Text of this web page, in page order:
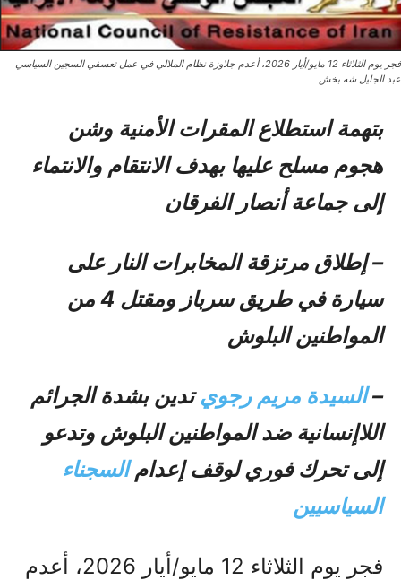
فجر يوم الثلاثاء 12 مايو/أيار 2026، أعدم جلاوزة نظام الملالي في عمل تعسفي السجين السياسي
عبد الجليل شه بخش
بتهمة استطلاع المقرات الأمنية وشن
هجوم مسلح عليها بهدف الانتقام والانتماء
إلى جماعة أنصار الفرقان
– إطلاق مرتزقة المخابرات النار على
سيارة في طريق سرباز ومقتل 4 من
المواطنين البلوش
–السيدة مريم رجويتدين بشدة الجرائم
اللاإنسانية ضد المواطنين البلوش وتدعو
إلى تحرك فوري لوقف إعدامالسجناء
السياسيين
فجر يوم الثلاثاء 12 مايو/أيار 2026، أعدم